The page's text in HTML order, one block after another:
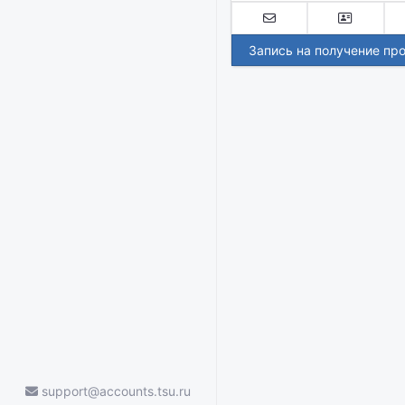
support@accounts.tsu.ru
Запись на получение